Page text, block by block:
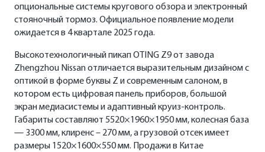
опциональные системы кругового обзора и электронный
стояночный тормоз. Официальное появление модели
ожидается в 4 квартале 2025 года.
Высокотехнологичный пикап OTING Z9 от завода
Zhengzhou Nissan отличается выразительным дизайном с
оптикой в форме буквы Z и современным салоном, в
котором есть цифровая панель приборов, большой
экран медиасистемы и адаптивный круиз-контроль.
Габариты составляют 5520×1960×1950 мм, колесная база
— 3300 мм, клиренс – 270 мм, а грузовой отсек имеет
размеры 1520×1600×550 мм. Продажи в Китае